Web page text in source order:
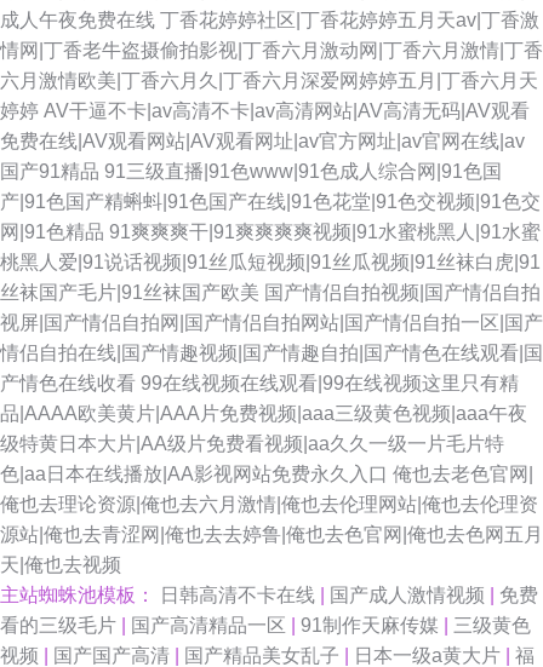
成人午夜免费在线 丁香花婷婷社区|丁香花婷婷五月天av|丁香激
情网|丁香老牛盗摄偷拍影视|丁香六月激动网|丁香六月激情|丁香
六月激情欧美|丁香六月久|丁香六月深爱网婷婷五月|丁香六月天
婷婷 AV干逼不卡|av高清不卡|av高清网站|AV高清无码|AV观看
免费在线|AV观看网站|AV观看网址|av官方网址|av官网在线|av
国产91精品 91三级直播|91色www|91色成人综合网|91色国
产|91色国产精蝌蚪|91色国产在线|91色花堂|91色交视频|91色交
网|91色精品 91爽爽爽干|91爽爽爽爽视频|91水蜜桃黑人|91水蜜
桃黑人爱|91说话视频|91丝瓜短视频|91丝瓜视频|91丝袜白虎|91
丝袜国产毛片|91丝袜国产欧美 国产情侣自拍视频|国产情侣自拍
视屏|国产情侣自拍网|国产情侣自拍网站|国产情侣自拍一区|国产
情侣自拍在线|国产情趣视频|国产情趣自拍|国产情色在线观看|国
产情色在线收看 99在线视频在线观看|99在线视频这里只有精
品|AAAA欧美黄片|AAA片免费视频|aaa三级黄色视频|aaa午夜
级特黄日本大片|AA级片免费看视频|aa久久一级一片毛片特
色|aa日本在线播放|AA影视网站免费永久入口 俺也去老色官网|
俺也去理论资源|俺也去六月激情|俺也去伦理网站|俺也去伦理资
源站|俺也去青涩网|俺也去去婷鲁|俺也去色官网|俺也去色网五月
天|俺也去视频
主站蜘蛛池模板：
日韩高清不卡在线 国产成人激情视频
免费
看的三级毛片
国产高清精品一区 91制作天麻传媒
三级黄色
视频
国产国产高清 国产精品美女乱子 日本一级a黄大片
福